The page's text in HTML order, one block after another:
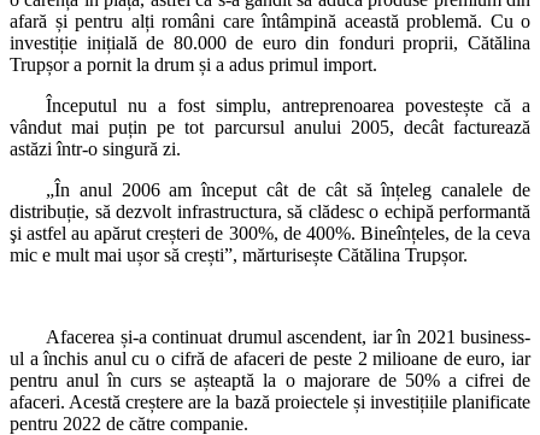
afară și pentru alți români care întâmpină această problemă. Cu o
investiție inițială de 80.000 de euro din fonduri proprii, Cătălina
Trupșor a pornit la drum și a adus primul import.
Începutul nu a fost simplu, antreprenoarea povestește că a
vândut mai puțin pe tot parcursul anului 2005, decât facturează
astăzi într-o singură zi.
„În anul 2006 am început cât de cât să înțeleg canalele de
distribuție, să dezvolt infrastructura, să clădesc o echipă performantă
şi astfel au apărut creșteri de 300%, de 400%. Bineînțeles, de la ceva
mic e mult mai ușor să crești”, mărturisește Cătălina Trupșor.
Afacerea și-a continuat drumul ascendent, iar în 2021 business-
ul a închis anul cu o cifră de afaceri de peste 2 milioane de euro, iar
pentru anul în curs se așteaptă la o majorare de 50% a cifrei de
afaceri. Acestă creștere are la bază proiectele și investițiile planificate
pentru 2022 de către companie.